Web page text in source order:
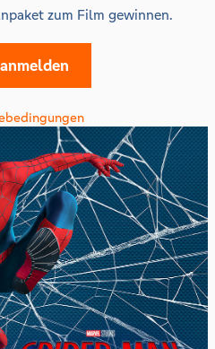
zum Film gewinnen.